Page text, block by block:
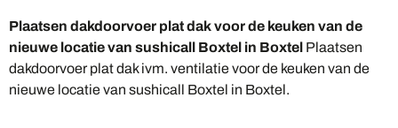
Plaatsen dakdoorvoer plat dak voor de keuken van de
nieuwe locatie van sushicall Boxtel in Boxtel Plaatsen
dakdoorvoer plat dak ivm. ventilatie voor de keuken van de
nieuwe locatie van sushicall Boxtel in Boxtel.